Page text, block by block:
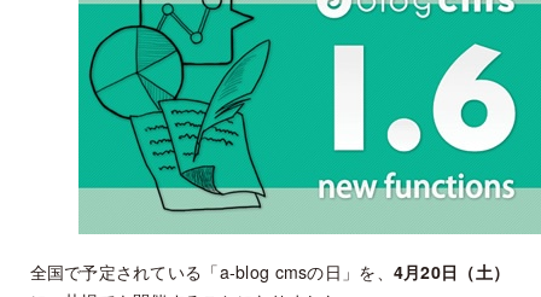
全国で予定されている「a-blog cmsの日」を、 4月20日（土）
✕ メニューを閉じる